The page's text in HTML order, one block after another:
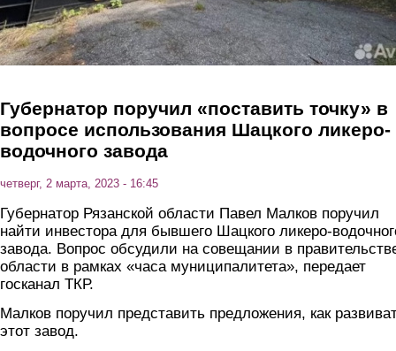
Губернатор поручил «поставить точку» в
вопросе использования Шацкого ликеро-
водочного завода
четверг, 2 марта, 2023 - 16:45
Губернатор Рязанской области Павел Малков поручил
найти инвестора для бывшего Шацкого ликеро-
завода. Вопрос обсудили на совещании в
области в рамках «часа муниципалитета», передает
госканал ТКР.
Малков поручил представить предложения, как
этот завод.